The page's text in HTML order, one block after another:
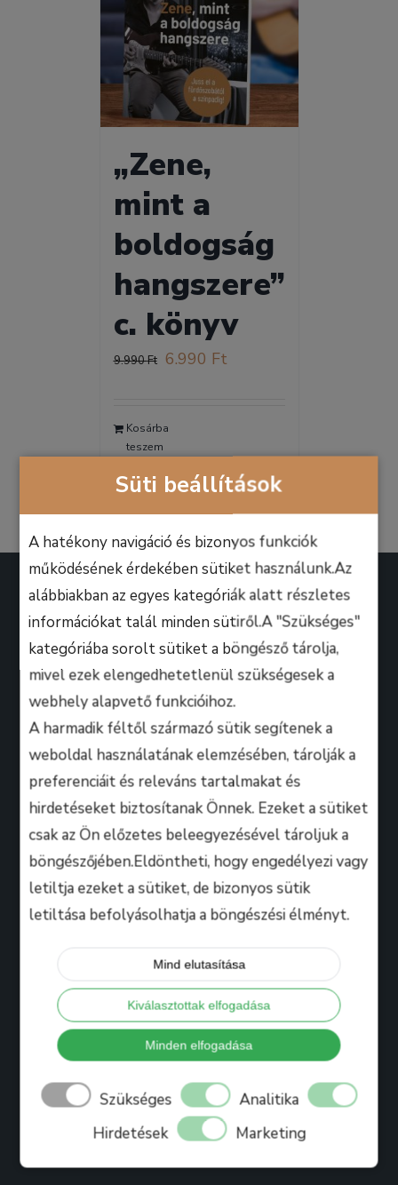
Süti beállítások
A hatékony navigáció és bizonyos funkciók
működésének érdekében sütiket használunk.Az
alábbiakban az egyes kategóriák alatt részletes
információkat talál minden sütiről.A "Szükséges"
kategóriába sorolt sütiket a böngésző tárolja,
mivel ezek elengedhetetlenül szükségesek a
webhely alapvető funkcióihoz.
A harmadik féltől származó sütik segítenek a
weboldal használatának elemzésében, tárolják a
preferenciáit és releváns tartalmakat és
hirdetéseket biztosítanak Önnek. Ezeket a sütiket
csak az Ön előzetes beleegyezésével tároljuk a
böngészőjében.Eldöntheti, hogy engedélyezi vagy
letiltja ezeket a sütiket, de bizonyos sütik
letiltása befolyásolhatja a böngészési élményt.
Mind elutasítása
Kiválasztottak elfogadása
Minden elfogadása
Szükséges
Analitika
Hirdetések
Marketing
„Zene,
mint a
boldogság
hangszere”
c. könyv
9.990Ft Original
9.990 Ft.
6.990 FtCurrent
Kosárba
teszem
A B.M. Music School magasan képzett zenész-
oktatói úgy döntöttek, hogy ezen a platformon
keresztül professzionális keretek között, mindenki
számára lehetőséget biztosítanak arra, hogy
kihozza magából a maximumot, amire csak zeneileg
vágyhat!
Hasznos
Tanáraink
Bihari Mártonról
Referenciák
Ajándékkártya
Blog
Jelentkezés